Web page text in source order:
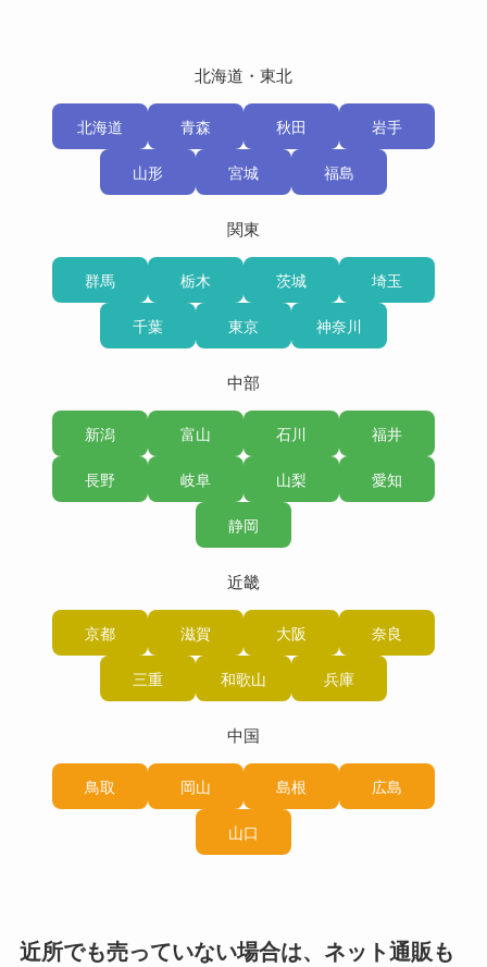
北海道・東北
北海道 青森 秋田 岩手
山形 宮城 福島
関東
群馬 栃木 茨城 埼玉
千葉 東京 神奈川
中部
新潟 富山 石川 福井
長野 岐阜 山梨 愛知
静岡
近畿
京都 滋賀 大阪 奈良
三重 和歌山 兵庫
中国
鳥取 岡山 島根 広島
山口
近所でも売っていない場合は、ネット通販も